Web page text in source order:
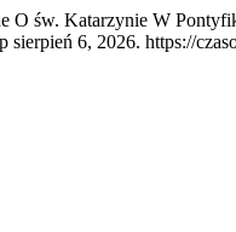
O św. Katarzynie W
sierpień 6, 2026. https://